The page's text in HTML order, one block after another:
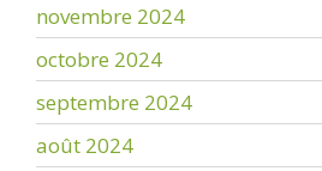
novembre 2024
octobre 2024
septembre 2024
août 2024